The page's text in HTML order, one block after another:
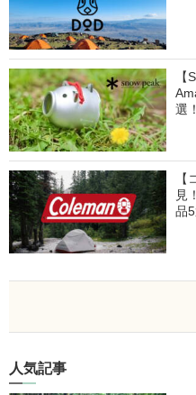
選
見
品
人気記事